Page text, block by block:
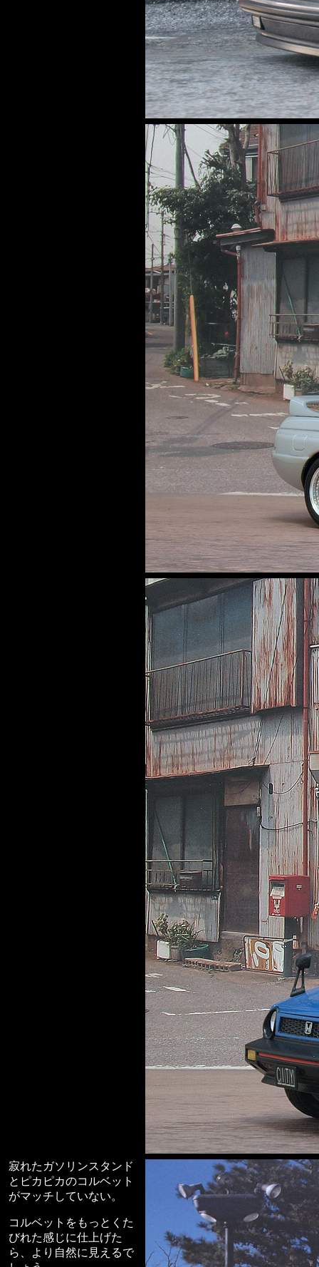
寂れたガソリンスタンド
とピカピカのコルベット
がマッチしていない。
コルベットをもっとくた
びれた感じに仕上げた
ら、より自然に見えるで